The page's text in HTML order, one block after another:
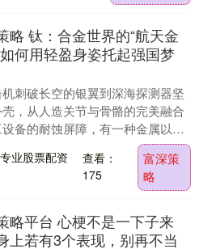
略 钛：合金世界的“航天金
如何用轻盈身姿托起强国梦
机刺破长空的银翼到深海探测器坚
，从人造关节与骨骼的完美融合
备的耐蚀屏障，有一种金属以其
强度密度比和卓越的耐蚀性，成为
领域的“....
业股票配资
查看：
175
富深策
略
略平台 心梗不是一下子来
上若有3个表现，别再不当